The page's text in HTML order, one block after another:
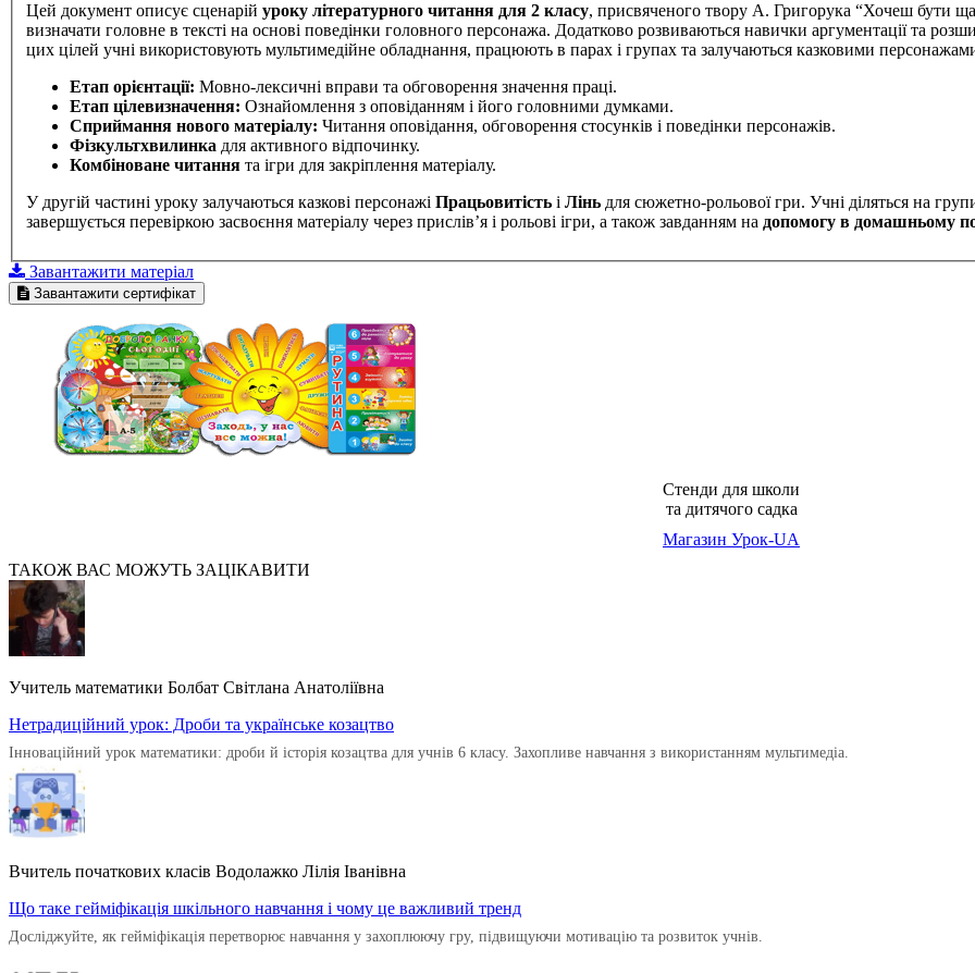
Цей документ описує сценарій уроку літературного читання для 2 класу, присвяченого твору А. Григорука “Хочеш бути
визначати головне в тексті на основі поведінки головного персонажа. Додатково розвиваються навички аргументації та
цих цілей учні використовують мультимедійне обладнання, працюють в парах і групах та залучаються казковими
Етап орієнтації: Мовно-лексичні вправи та обговорення значення праці.
Етап цілевизначення: Ознайомлення з оповіданням і його головними думками.
Сприймання нового матеріалу: Читання оповідання, обговорення стосунків і поведінки персонажів.
Фізкультхвилинка для активного відпочинку.
Комбіноване читання та ігри для закріплення матеріалу.
У другій частині уроку залучаються казкові персонажі Працьовитість і Лінь для сюжетно-рольової гри. Учні діляться на
завершується перевіркою засвоєння матеріалу через прислів’я і рольові ігри, а також завданням на допомогу в домашньому
Завантажити матеріал
Завантажити сертифікат
Стенди для школи
та дитячого садка
Магазин Урок-UA
ТАКОЖ ВАС МОЖУТЬ ЗАЦІКАВИТИ
Учитель математики Болбат Світлана Анатоліївна
Нетрадиційний урок: Дроби та українське козацтво
Інноваційний урок математики: дроби й історія козацтва для учнів 6 класу. Захопливе навчання з використанням мультимедіа.
Вчитель початкових класів Водолажко Лілія Іванівна
Що таке гейміфікація шкільного навчання і чому це важливий тренд
Досліджуйте, як гейміфікація перетворює навчання у захоплюючу гру, підвищуючи мотивацію та розвиток учнів.